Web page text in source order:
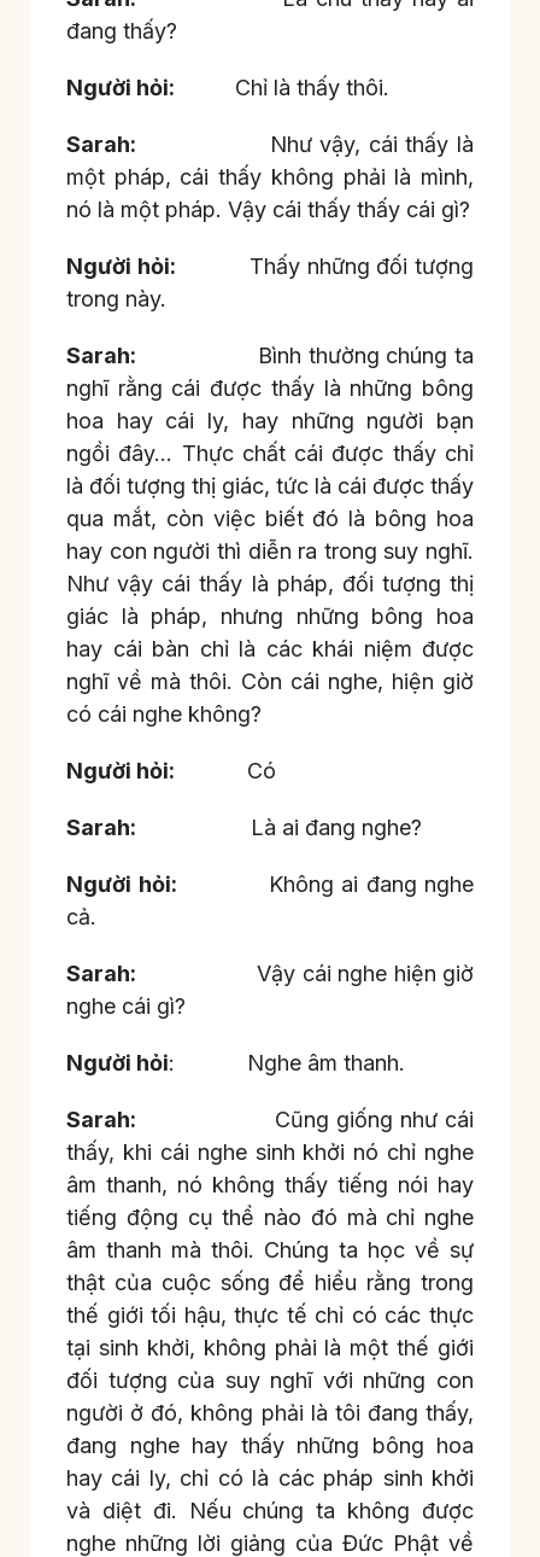
đang thấy?
Người hỏi: Chỉ là thấy thôi.
Sarah: Như vậy, cái thấy là
một pháp, cái thấy không phải là mình,
nó là một pháp. Vậy cái thấy thấy cái gì?
Người hỏi: Thấy những đối tượng
trong này.
Sarah: Bình thường chúng ta
nghĩ rằng cái được thấy là những bông
hoa hay cái ly, hay những người bạn
ngồi đây… Thực chất cái được thấy chỉ
là đối tượng thị giác, tức là cái được thấy
qua mắt, còn việc biết đó là bông hoa
hay con người thì diễn ra trong suy nghĩ.
Như vậy cái thấy là pháp, đối tượng thị
giác là pháp, nhưng những bông hoa
hay cái bàn chỉ là các khái niệm được
nghĩ về mà thôi. Còn cái nghe, hiện giờ
có cái nghe không?
Người hỏi: Có
Sarah: Là ai đang nghe?
Người hỏi:
Không ai đang nghe
cả.
Sarah:
Vậy cái nghe hiện giờ
nghe cái gì?
Người hỏi: Nghe âm thanh.
Sarah:
Cũng giống như cái
thấy, khi cái nghe sinh khởi nó chỉ nghe
âm thanh, nó không thấy tiếng nói hay
tiếng động cụ thể nào đó mà chỉ nghe
âm thanh mà thôi. Chúng ta học về sự
thật của cuộc sống để hiểu rằng trong
thế giới tối hậu, thực tế chỉ có các thực
tại sinh khởi, không phải là một thế giới
đối tượng của suy nghĩ với những con
người ở đó, không phải là tôi đang thấy,
đang nghe hay thấy những bông hoa
hay cái ly, chỉ có là các pháp sinh khởi
và diệt đi. Nếu chúng ta không được
nghe những lời giảng của Đức Phật về